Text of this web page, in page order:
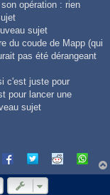
opération : rien
sujet
du coude de Mapp (qui
pas été dérangeant
c'est juste pour
pour lancer une
sujet